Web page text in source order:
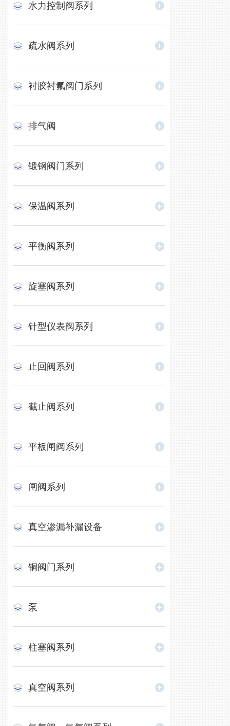
水力控制阀系列
疏水阀系列
衬胶衬氟阀门系列
排气阀
锻钢阀门系列
保温阀系列
平衡阀系列
旋塞阀系列
针型仪表阀系列
止回阀系列
截止阀系列
平板闸阀系列
闸阀系列
真空渗漏补漏设备
铜阀门系列
泵
柱塞阀系列
真空阀系列